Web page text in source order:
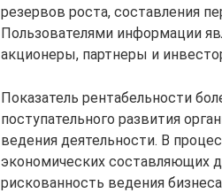
резервов роста, составления
Пользователями информации
акционеры, партнеры и
Показатель рентабельности
поступательного развития
ведения деятельности. В
экономических составляющих
рискованность ведения